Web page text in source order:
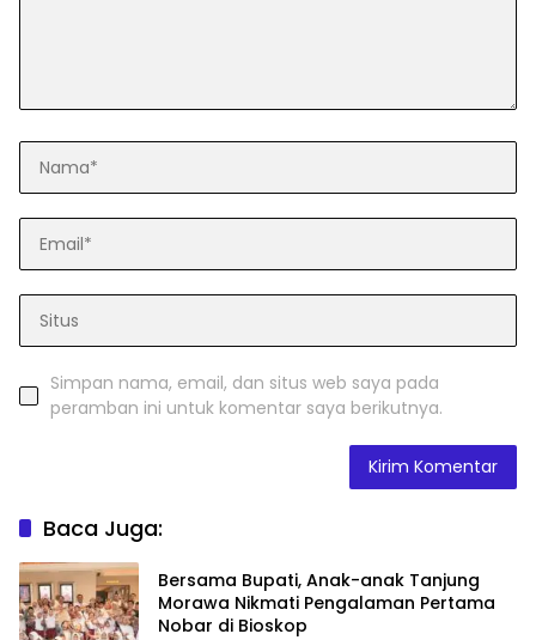
Simpan nama, email, dan situs web saya pada
peramban ini untuk komentar saya berikutnya.
Baca Juga:
Bersama Bupati, Anak-anak Tanjung
Morawa Nikmati Pengalaman Pertama
Nobar di Bioskop